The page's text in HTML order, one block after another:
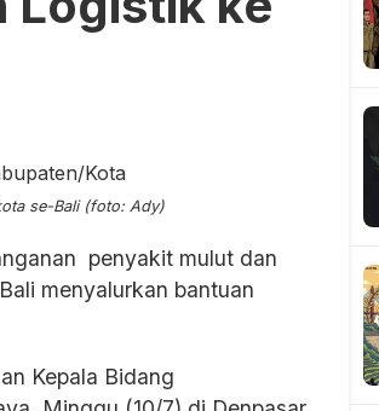
se-Bali (foto: Ady)
penyakit mulut dan
menyalurkan bantuan
Kepala Bidang